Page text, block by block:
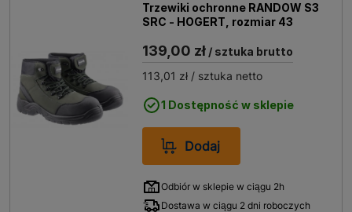
Trzewiki ochronne RANDOW S3
SRC - HOGERT, rozmiar 43
139,00 zł / sztuka brutto
113,01 zł / sztuka netto
1 Dostępność w sklepie
Dodaj
Odbiór w sklepie w ciągu 2h
Dostawa w ciągu 2 dni roboczych